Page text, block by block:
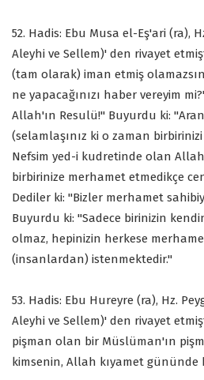
52. Hadis: Ebu Musa el-Eş'ari (ra),
Aleyhi ve Sellem)' den rivayet
(tam olarak) iman etmiş
ne yapacağınızı haber vereyim
Allah'ın Resulü!" Buyurdu ki:
(selamlaşınız ki o zaman
Nefsim yed-i kudretinde olan
birbirinize merhamet etmedikçe
Dediler ki: "Bizler merhamet
Buyurdu ki: "Sadece birinizin
olmaz, hepinizin herkese
(insanlardan) istenmektedir."
53. Hadis: Ebu Hureyre (ra), Hz.
Aleyhi ve Sellem)' den rivayet
pişman olan bir Müslüman'ın
kimsenin, Allah kıyamet gününde